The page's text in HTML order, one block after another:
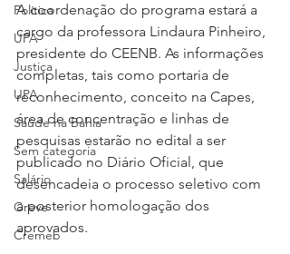
Política
UPA
Justiça
UPA
Saúde na Bahia
Sem categoria
Salário
Greve
Cremeb
A coordenação do programa estará a
cargo da professora Lindaura Pinheiro,
presidente do CEENB. As informações
completas, tais como portaria de
reconhecimento, conceito na Capes,
área de concentração e linhas de
pesquisas estarão no edital a ser
publicado no Diário Oficial, que
desencadeia o processo seletivo com
a posterior homologação dos
aprovados.